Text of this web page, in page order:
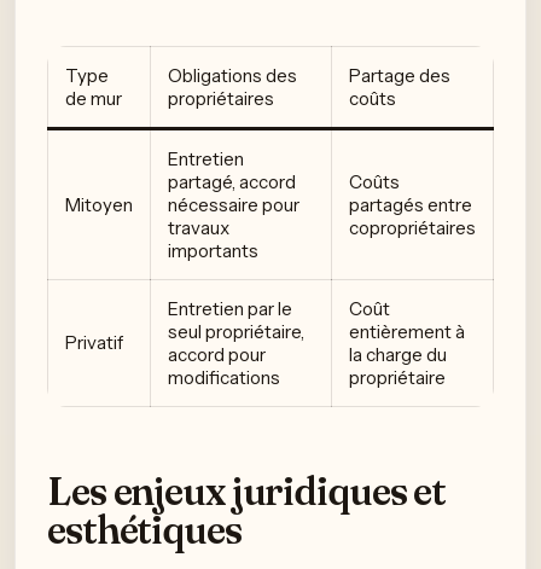
Type
de mur
Obligations des
propriétaires
Partage des
coûts
Mitoyen
Entretien
partagé, accord
nécessaire pour
travaux
importants
Coûts
partagés entre
copropriétaires
Privatif
Entretien par le
seul propriétaire,
accord pour
modifications
Coût
entièrement à
la charge du
propriétaire
Les enjeux juridiques et
esthétiques